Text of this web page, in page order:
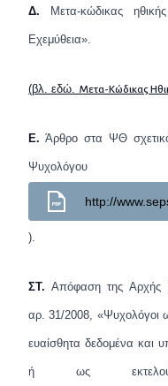
Δ. Μετα-κώδικας
Εχεμύθεια».
(βλ. εδώ. Μετα-Κώδικας
Ε. Άρθρο στα ΨΘ
http://
).
ΣΤ. Απόφαση της Αρχής
αρ. 31/2008, «Ψυχολόγοι
ευαίσθητα δεδομένα και
ή ως